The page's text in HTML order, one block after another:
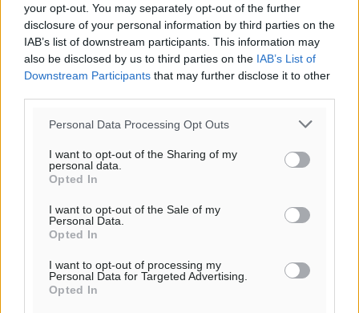
your opt-out. You may separately opt-out of the further
disclosure of your personal information by third parties on the
IAB’s list of downstream participants. This information may
also be disclosed by us to third parties on the IAB’s List of
Downstream Participants that may further disclose it to other
Personal Data Processing Opt Outs
I want to opt-out of the Sharing of my
personal data.
Opted In
I want to opt-out of the Sale of my
Personal Data.
Opted In
I want to opt-out of processing my
Personal Data for Targeted Advertising.
Opted In
ΠΑ